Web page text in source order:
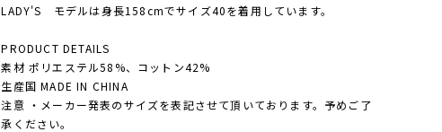
LADY'S モデルは身長158cmでサイズ40を着用しています。
PRODUCT DETAILS
素材 ポリエステル58%、コットン42%
生産国 MADE IN CHINA
注意 ・メーカー発表のサイズを表記させて頂いております。予めご了
承ください。